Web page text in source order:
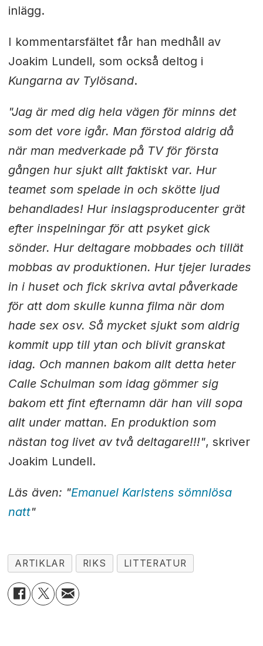
inlägg.
I kommentarsfältet får han medhåll av
Joakim Lundell, som också deltog i
Kungarna av Tylösand.
"Jag är med dig hela vägen för minns det
som det vore igår. Man förstod aldrig då
när man medverkade på TV för första
gången hur sjukt allt faktiskt var. Hur
teamet som spelade in och skötte ljud
behandlades! Hur inslagsproducenter grät
efter inspelningar för att psyket gick
sönder. Hur deltagare mobbades och tillät
mobbas av produktionen. Hur tjejer lurades
in i huset och fick skriva avtal påverkade
för att dom skulle kunna filma när dom
hade sex osv. Så mycket sjukt som aldrig
kommit upp till ytan och blivit granskat
idag. Och mannen bakom allt detta heter
Calle Schulman som idag gömmer sig
bakom ett fint efternamn där han vill sopa
allt under mattan. En produktion som
nästan tog livet av två deltagare!!!", skriver
Joakim Lundell.
Läs även: "Emanuel Karlstens sömnlösa
natt"
ARTIKLAR RIKS LITTERATUR